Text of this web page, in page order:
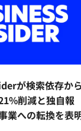
が検索依存から
削減と独自報
業への転換を表